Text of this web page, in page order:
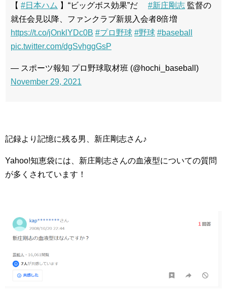
【 #日本ハム 】“ビッグボス効果”だ #新庄剛志 監督の
就任会見以降、ファンクラブ新規入会者8倍増
https://t.co/jOnklYDc0B #プロ野球 #野球 #baseball
pic.twitter.com/dgSvhggGsP
— スポーツ報知 プロ野球取材班 (@hochi_baseball)
November 29, 2021
記録より記憶に残る男、新庄剛志さん♪
Yahoo!知恵袋には、新庄剛志さんの血液型についての質問
が多くされています！